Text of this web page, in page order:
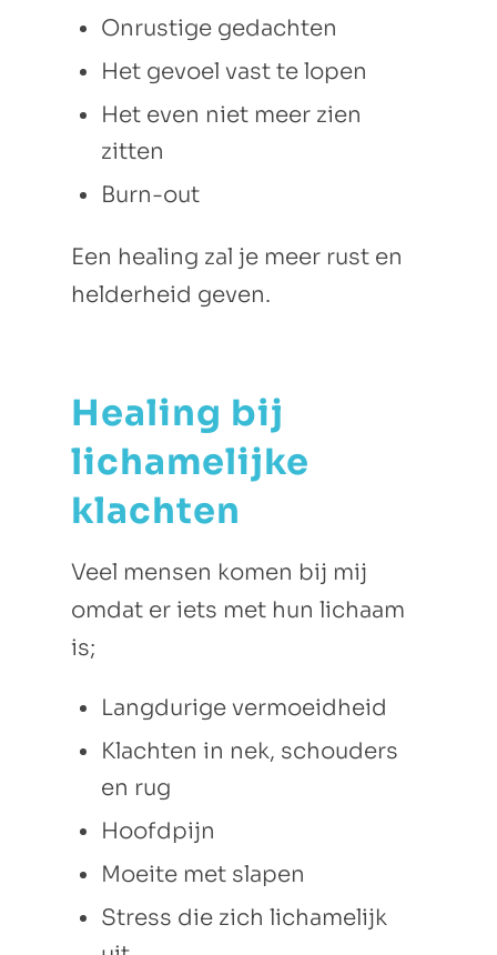
Onrustige gedachten
Het gevoel vast te lopen
Het even niet meer zien
zitten
Burn-out
Een healing zal je meer rust en
helderheid geven.
Healing bij
lichamelijke
klachten
Veel mensen komen bij mij
omdat er iets met hun lichaam
is;
Langdurige vermoeidheid
Klachten in nek, schouders
en rug
Hoofdpijn
Moeite met slapen
Stress die zich lichamelijk